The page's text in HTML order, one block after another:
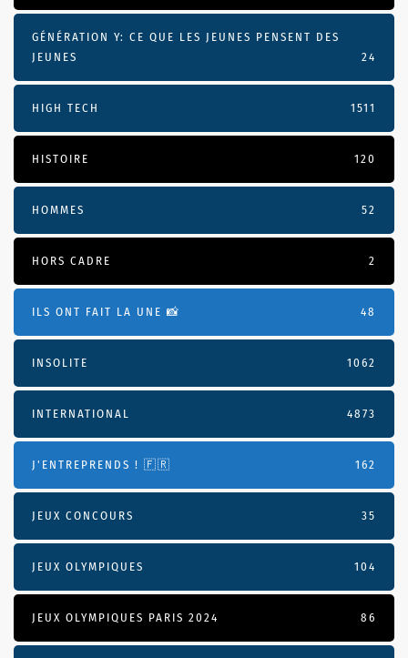
GÉNÉRATION Y: CE QUE LES JEUNES PENSENT DES
JEUNES
24
HIGH TECH 1511
HISTOIRE 120
HOMMES 52
HORS CADRE 2
ILS ONT FAIT LA UNE 📸 48
INSOLITE 1062
INTERNATIONAL 4873
J'ENTREPRENDS ! 🇫🇷 162
JEUX CONCOURS 35
JEUX OLYMPIQUES 104
JEUX OLYMPIQUES PARIS 2024 86